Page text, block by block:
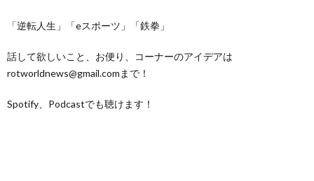
「逆転人生」「eスポーツ」「鉄拳」
話して欲しいこと、お便り、コーナーのアイデアは
rotworldnews@gmail.comまで！
Spotify、Podcastでも聴けます！